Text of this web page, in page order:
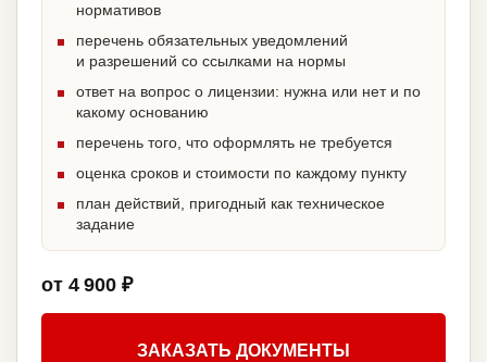
нормативов
перечень обязательных уведомлений
и разрешений со ссылками на нормы
ответ на вопрос о лицензии: нужна или нет и по
какому основанию
перечень того, что оформлять не требуется
оценка сроков и стоимости по каждому пункту
план действий, пригодный как техническое
задание
от 4 900 ₽
ЗАКАЗАТЬ ДОКУМЕНТЫ